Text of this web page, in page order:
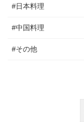
#日本料理
#中国料理
#その他